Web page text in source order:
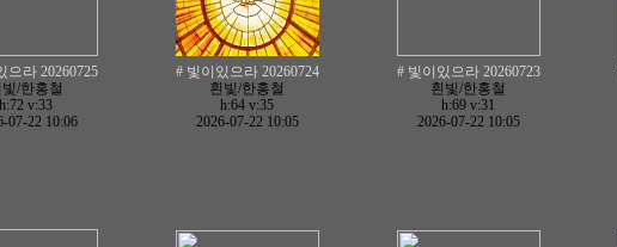
으라 20260725
빛/한홍철
h:72 v:33
07-22 10:06
# 빛이있으라 20260724
흰빛/한홍철
h:64 v:35
2026-07-22 10:05
# 빛이있으라 20260723
흰빛/한홍철
h:69 v:31
2026-07-22 10:05